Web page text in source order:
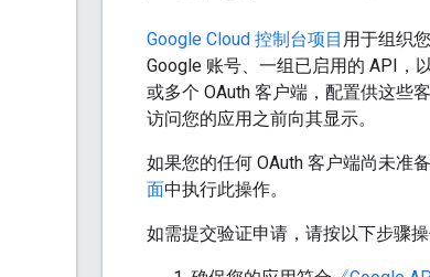
Google Cloud 控制台项目 用于组织
Google 账号、一组已启用的 API，
或多个 OAuth 客户端，配置供这些
访问您的应用之前向其显示。
如果您的任何 OAuth 客户端尚未准
面中执行此操作。
如需提交验证申请，请按以下步骤操